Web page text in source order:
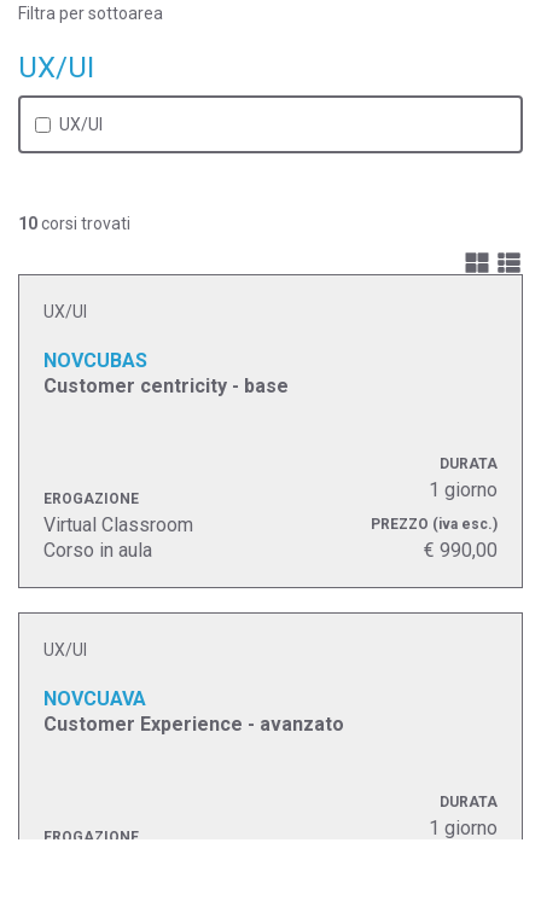
Filtra per sottoarea
UX/UI
UX/UI
10corsi trovati
UX/UI
NOVCUBAS
Customer centricity - base
EROGAZIONE
Virtual Classroom
Corso in aula
DURATA
1 giorno
PREZZO (iva esc.)
€ 990,00
UX/UI
NOVCUAVA
Customer Experience - avanzato
EROGAZIONE
DURATA
1 giorno